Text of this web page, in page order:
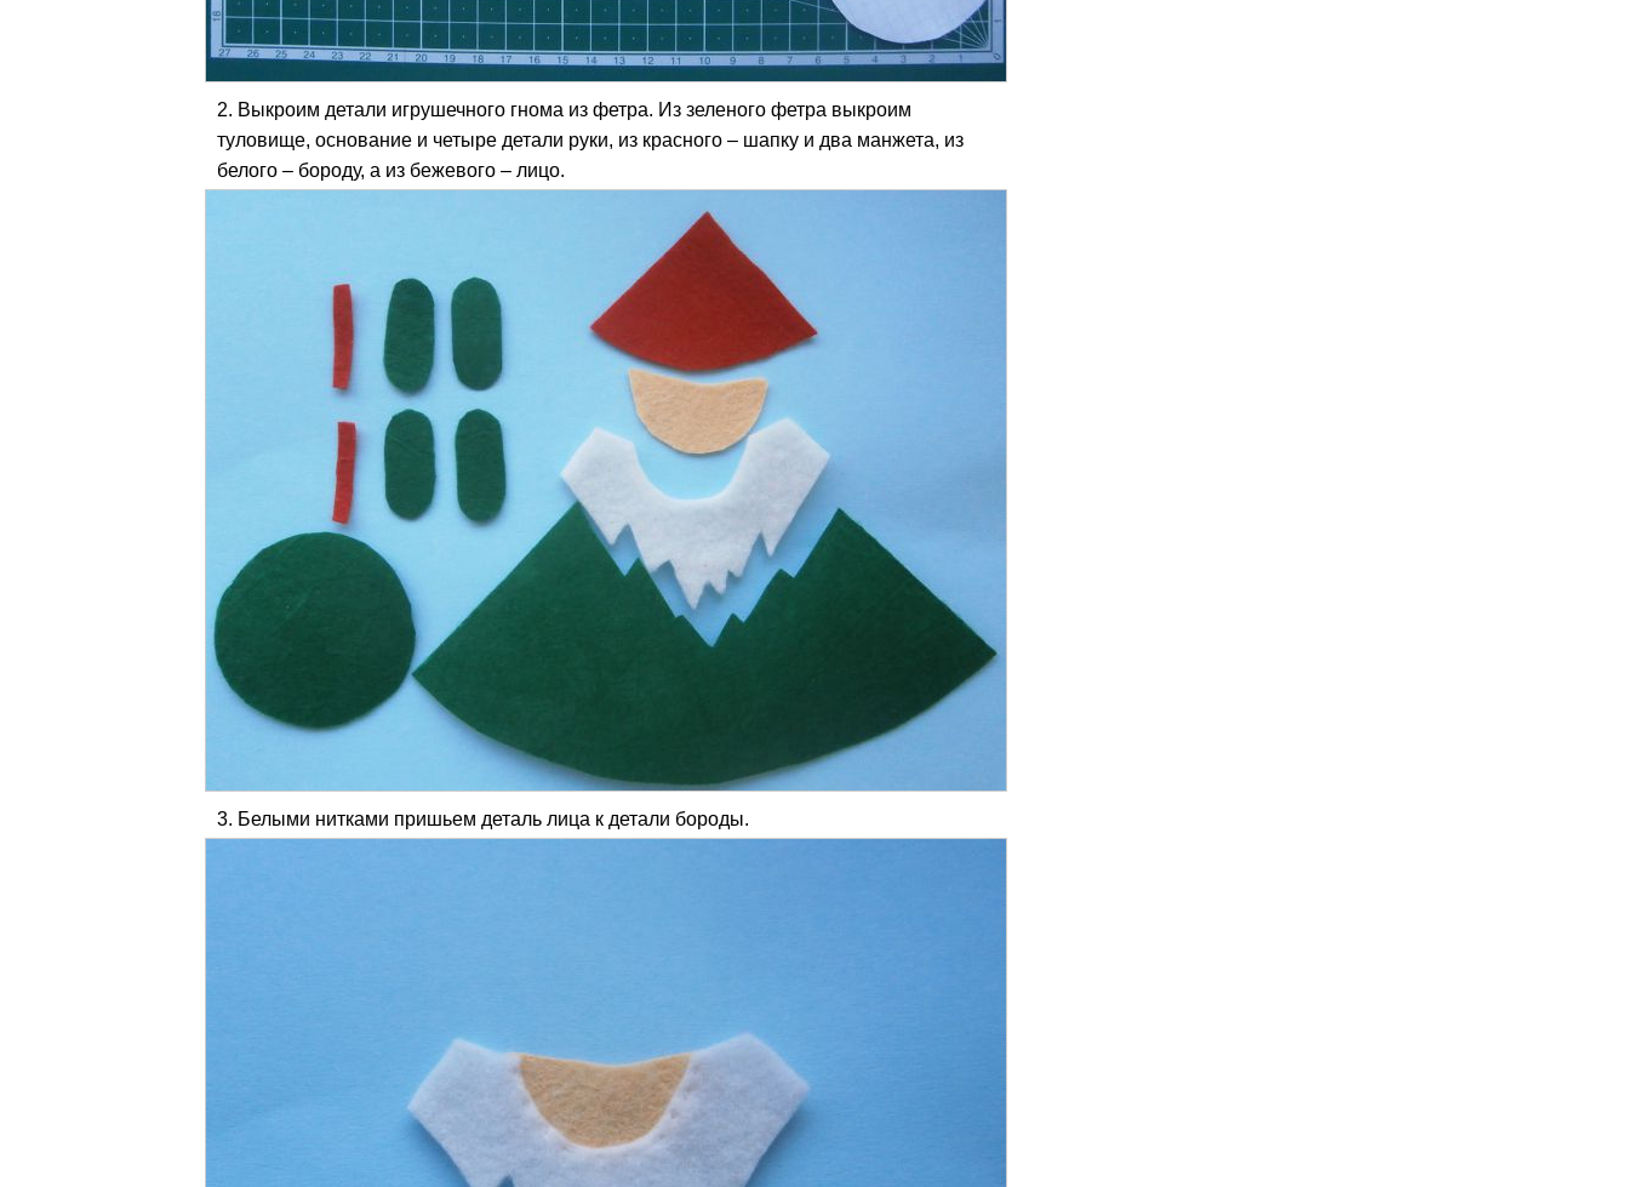
Выкроим детали игрушечного гнома из фетра. Из зеленого фетра выкроим
туловище, основание и четыре детали руки, из красного – шапку и два манжета, из
белого – бороду, а из бежевого – лицо.
Белыми нитками пришьем деталь лица к детали бороды.